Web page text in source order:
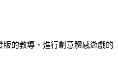
版的教導，進行創意體感遊戲的